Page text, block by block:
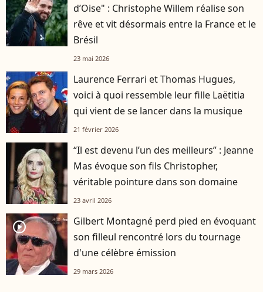
d’Oise" : Christophe Willem réalise son
rêve et vit désormais entre la France et le
Brésil
23 mai 2026
Laurence Ferrari et Thomas Hugues,
voici à quoi ressemble leur fille Laëtitia
qui vient de se lancer dans la musique
21 février 2026
“Il est devenu l’un des meilleurs” : Jeanne
Mas évoque son fils Christopher,
véritable pointure dans son domaine
23 avril 2026
player2
Gilbert Montagné perd pied en évoquant
son filleul rencontré lors du tournage
d'une célèbre émission
29 mars 2026